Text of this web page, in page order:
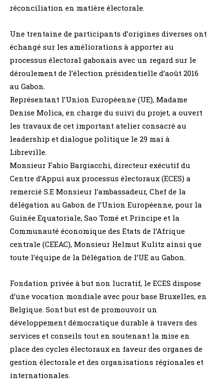
réconciliation en matière électorale.
Une trentaine de participants d’origines diverses ont
échangé sur les améliorations à apporter au
processus électoral gabonais avec un regard sur le
déroulement de l’élection présidentielle d’août 2016
au Gabon.
Représentant l’Union Européenne (UE), Madame
Denise Molica, en charge du suivi du projet, a ouvert
les travaux de cet important atelier consacré au
leadership et dialogue politique le 29 mai à
Libreville.
Monsieur Fabio Bargiacchi, directeur exécutif du
Centre d’Appui aux processus électoraux (ECES) a
remercié S.E Monsieur l’ambassadeur, Chef de la
délégation au Gabon de l’Union Européenne, pour la
Guinée Equatoriale, Sao Tomé et Principe et la
Communauté économique des Etats de l’Afrique
centrale (CEEAC), Monsieur Helmut Kulitz ainsi que
toute l’équipe de la Délégation de l’UE au Gabon.
Fondation privée à but non lucratif, le ECES dispose
d’une vocation mondiale avec pour base Bruxelles, en
Belgique. Sont but est de promouvoir un
développement démocratique durable à travers des
services et conseils tout en soutenant la mise en
place des cycles électoraux en faveur des organes de
gestion électorale et des organisations régionales et
internationales.